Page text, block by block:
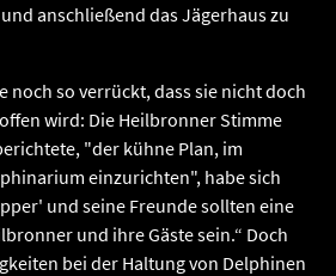
anschließend das Jägerhaus zu
noch so verrückt, dass sie nicht doch
wird: Die Heilbronner Stimme
"der kühne Plan, im
einzurichten", habe sich
und seine Freunde sollten eine
und ihre Gäste sein.“ Doch
bei der Haltung von Delphinen